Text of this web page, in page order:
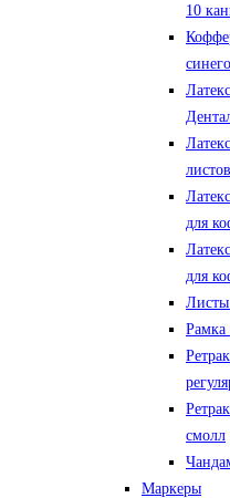
10
для
для
Листы
Рамка
смолл
Маркеры